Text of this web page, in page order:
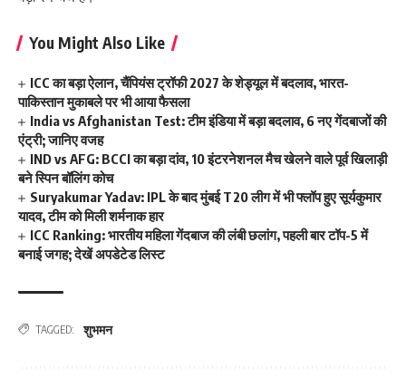
You Might Also Like
ICC का बड़ा ऐलान, चैंपियंस ट्रॉफी 2027 के शेड्यूल में बदलाव, भारत-
पाकिस्तान मुकाबले पर भी आया फैसला
India vs Afghanistan Test: टीम इंडिया में बड़ा बदलाव, 6 नए गेंदबाजों की
एंट्री; जानिए वजह
IND vs AFG: BCCI का बड़ा दांव, 10 इंटरनेशनल मैच खेलने वाले पूर्व खिलाड़ी
बने स्पिन बॉलिंग कोच
Suryakumar Yadav: IPL के बाद मुंबई T20 लीग में भी फ्लॉप हुए सूर्यकुमार
यादव, टीम को मिली शर्मनाक हार
ICC Ranking: भारतीय महिला गेंदबाज की लंबी छलांग, पहली बार टॉप-5 में
बनाई जगह; देखें अपडेटेड लिस्ट
TAGGED: शुभमन